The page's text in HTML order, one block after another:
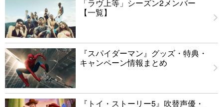
「ラヴ上等」シーズン2メンバー
【一覧】
『スパイダーマン』グッズ・特典・
キャンペーン情報まとめ
『トイ・ストーリー5』吹替声優・